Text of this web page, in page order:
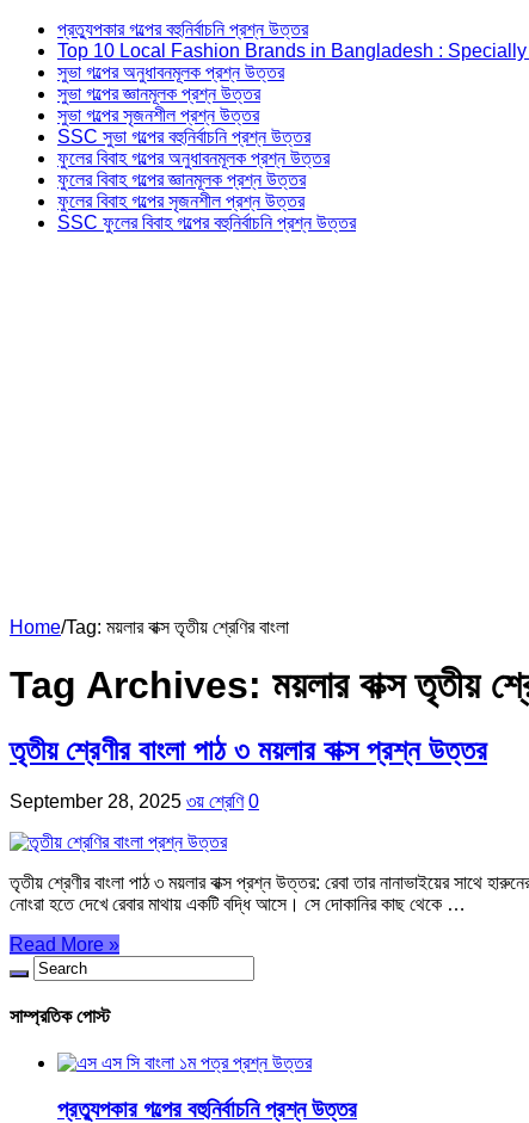
প্রত্যুপকার গল্পের বহুনির্বাচনি প্রশ্ন উত্তর
Top 10 Local Fashion Brands in Bangladesh :
সুভা গল্পের অনুধাবনমূলক প্রশ্ন উত্তর
সুভা গল্পের জ্ঞানমূলক প্রশ্ন উত্তর
সুভা গল্পের সৃজনশীল প্রশ্ন উত্তর
SSC সুভা গল্পের বহুনির্বাচনি প্রশ্ন উত্তর
ফুলের বিবাহ গল্পের অনুধাবনমূলক প্রশ্ন উত্তর
ফুলের বিবাহ গল্পের জ্ঞানমূলক প্রশ্ন উত্তর
ফুলের বিবাহ গল্পের সৃজনশীল প্রশ্ন উত্তর
SSC ফুলের বিবাহ গল্পের বহুনির্বাচনি প্রশ্ন উত্তর
Home/Tag: ময়লার বাক্স তৃতীয় শ্রেণির বাংলা
Tag Archives: ময়লার বাক্স তৃতীয়
তৃতীয় শ্রেণীর বাংলা পাঠ ৩ ময়লার বাক্স প্রশ্ন উত্তর
September 28, 2025 ৩য় শ্রেণি 0
তৃতীয় শ্রেণীর বাংলা পাঠ ৩ ময়লার বাক্স প্রশ্ন উত্তর: রেবা তার নানাভাইয়ের সাথে
নোংরা হতে দেখে রেবার মাথায় একটি বদ্ধি আসে। সে দোকানির কাছ থেকে …
Read More »
সাম্প্রতিক পোস্ট
প্রত্যুপকার গল্পের বহুনির্বাচনি প্রশ্ন উত্তর